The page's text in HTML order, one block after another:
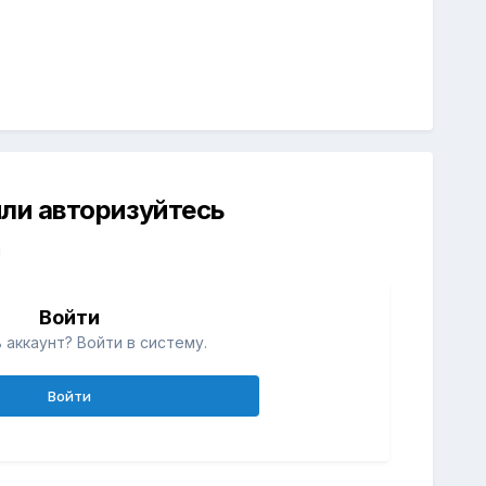
авторизуйтесь
Войти
Войти в систему.
Войти